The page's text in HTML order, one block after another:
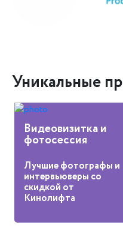
Уникальные
Видеовизитка и
фотосессия
Лучшие фотографы и
интервьюверы со
скидкой от
Кинолифта